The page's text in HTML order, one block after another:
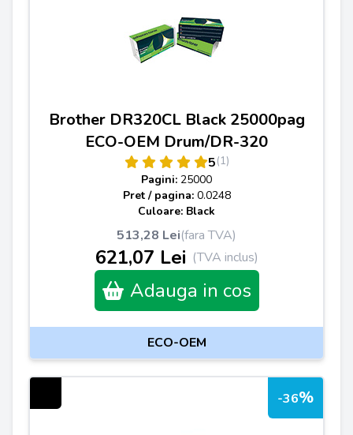
Brother DR320CL Black 25000pag
ECO-OEM Drum/DR-320
5(1)
Pagini: 25000
Pret / pagina: 0.0248
Culoare: Black
513,28 Lei(fara TVA)
621,07 Lei (TVA inclus)
Adauga in cos
ECO-OEM
-36%